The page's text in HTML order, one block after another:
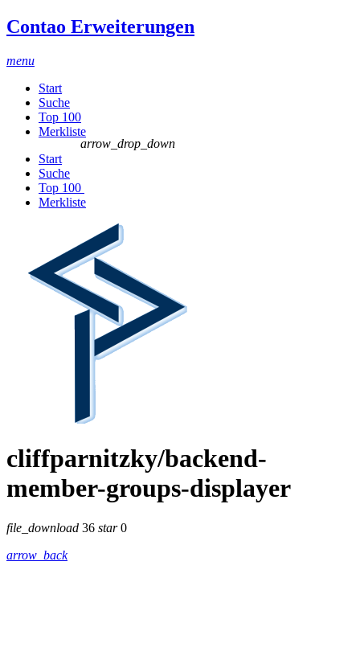
Contao Erweiterungen
menu
Start
Suche
Top 100
Merkliste
Start
Suche
Top 100
arrow_drop_down
Merkliste
cliffparnitzky/backend-
member-groups-displayer
file_download 36 star0
arrow_back